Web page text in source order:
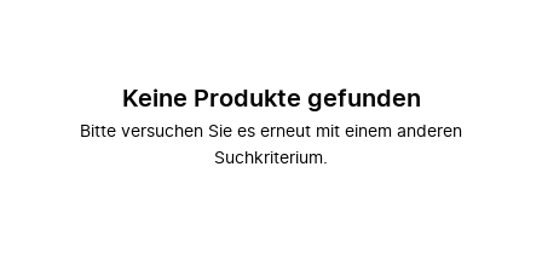
Keine Produkte gefunden
Bitte versuchen Sie es erneut mit einem anderen
Suchkriterium.